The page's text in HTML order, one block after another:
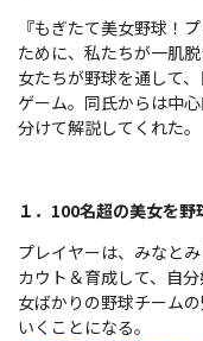
『もぎたて美女野球！
ために、私たちが一肌
女たちが野球を通して
ゲーム。同氏からは中
分けて解説してくれた。
１．100名超の美女を
プレイヤーは、みなと
カウト＆育成して、自
女ばかりの野球チーム
いくことになる。